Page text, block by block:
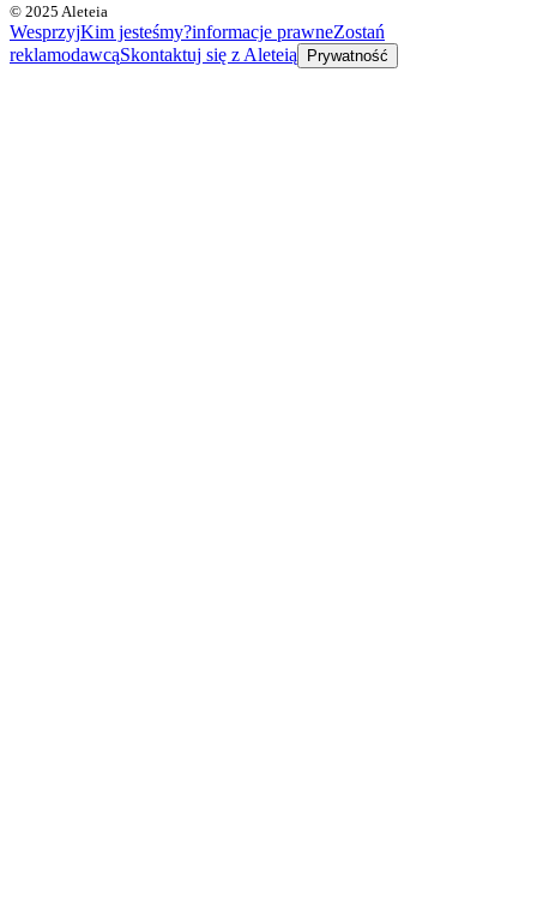
© 2025 Aleteia
WesprzyjKim jesteśmy?informacje prawneZostań
reklamodawcąSkontaktuj się z Aleteią Prywatność